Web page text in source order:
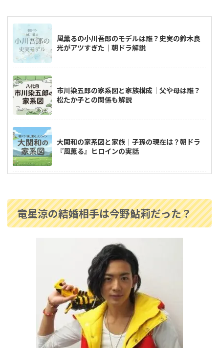
風薫るの小川吾郎のモデルは誰？史実の鈴木良
光がアツすぎた｜朝ドラ解説
市川染五郎の家系図と家族構成｜父や母は誰？
松たか子との関係も解説
大関和の家系図と家族｜子孫の現在は？朝ドラ
『風薫る』ヒロインの実話
じみで仲良しはいつから？
高嶋ちさ子の家系図｜父は誰？高島忠夫との関
係や長嶋一茂との親戚疑惑も調査！
中村隼人の家系図は？親や三田寛子との関係・
市川猿之助とのつながりも解説！
竜星涼の結婚相手は今野鮎莉だった？